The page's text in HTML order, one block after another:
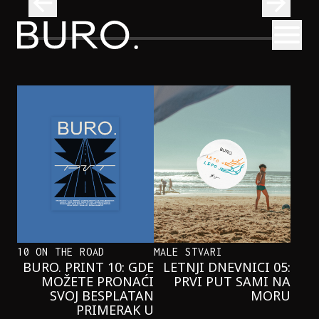
BURO.
ONAJ JEDAN PROIZVOD KOJI
STALNO SELIMO SA POLICE U
TORBE
10 ON THE ROAD
BURO. PRINT 10: GDE
MOŽETE PRONAĆI
SVOJ BESPLATAN
PRIMERAK U
MALE STVARI
LETNJI DNEVNICI 05:
PRVI PUT SAMI NA
MORU